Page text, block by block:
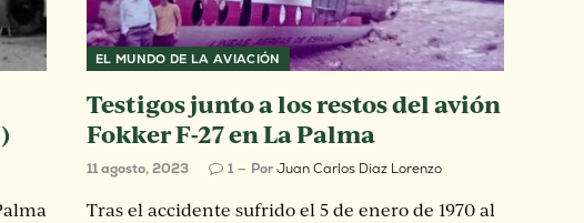
EL MUNDO DE LA AVIACIÓN
Testigos junto a los restos del avión
Fokker F-27 en La Palma
11 agosto, 2023 1 PorJuan Carlos Diaz Lorenzo
Tras el accidente sufrido el 5 de enero de 1970 al